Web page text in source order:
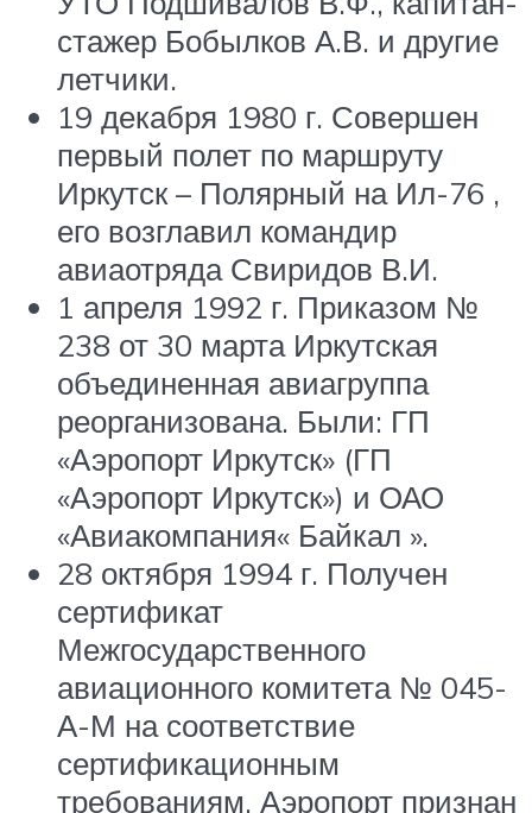
стажер Бобылков А.В. и другие
летчики.
19 декабря 1980 г. Совершен
первый полет по маршруту
Иркутск – Полярный на Ил-76 ,
его возглавил командир
авиаотряда Свиридов В.И.
1 апреля 1992 г. Приказом №
238 от 30 марта Иркутская
объединенная авиагруппа
реорганизована. Были: ГП
«Аэропорт Иркутск» (ГП
«Аэропорт Иркутск») и ОАО
«Авиакомпания« Байкал ».
28 октября 1994 г. Получен
сертификат
Межгосударственного
авиационного комитета № 045-
А-М на соответствие
сертификационным
требованиям. Аэропорт признан